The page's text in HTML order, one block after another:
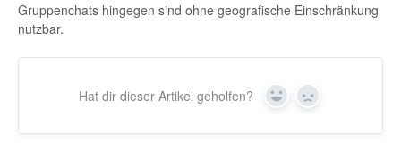
Gruppenchats hingegen sind ohne geografische Einschränkung
nutzbar.
Hat dir dieser Artikel geholfen? Yes No